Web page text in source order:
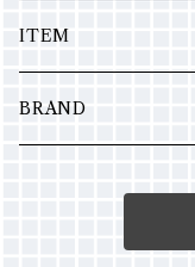
ITEM
ポーチ
BRAND